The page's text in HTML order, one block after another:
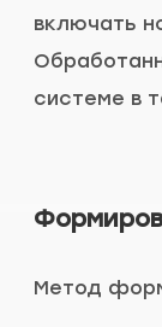
включать
системе в
Метод